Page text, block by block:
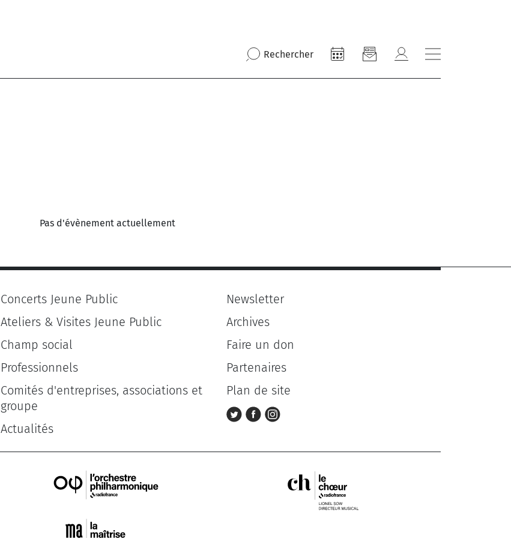
Rechercher
Pas d'évènement actuellement
Concerts Jeune Public
Ateliers & Visites Jeune Public
Champ social
Professionnels
Comités d'entreprises, associations et
groupe
Actualités
Newsletter
Archives
Faire un don
Partenaires
Plan de site